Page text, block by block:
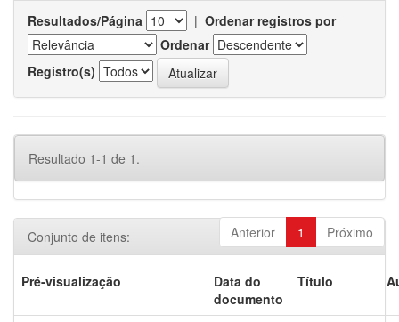
Resultados/Página | Ordenar registros por
Ordenar
Registro(s)
Resultado 1-1 de 1.
Anterior 1 Próximo
Conjunto de itens:
Pré-visualização
Data do
documento
Título